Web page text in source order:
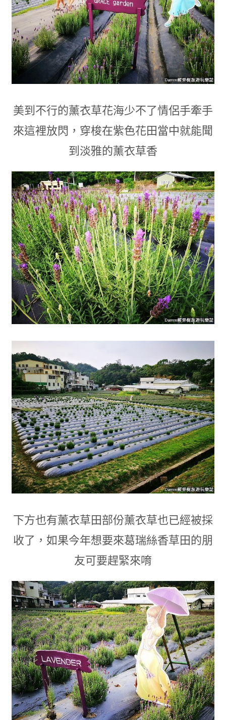
美到不行的薰衣草花海少不了情侶手牽手
來這裡放閃 ，穿梭在紫色花田當中就能聞
到淡雅的薰衣草香
下方也有薰衣草田部份薰衣草也已經被採
收了 ， 如果今年想要來葛瑞絲香草田的朋
友可要趕緊來唷